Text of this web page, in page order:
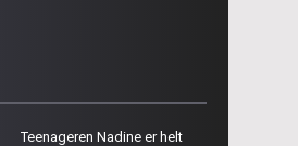
Teenageren Nadine er helt